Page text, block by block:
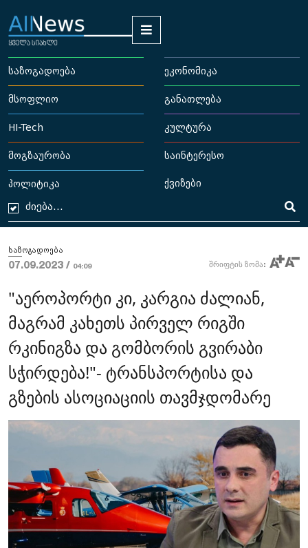
საზოგადოება ეკონომიკა
მსოფლიო განათლება
HI-Tech კულტურა
მოგზაურობა საინტერესო
პოლიტიკა ქვიზები
საზოგადოება
07.09.2023 / 04:09 შრიფტის ზომა:
"აეროპორტი კი, კარგია ძალიან,
მაგრამ კახეთს პირველ რიგში
რკინიგზა და გომბორის გვირაბი
სჭირდება!"- ტრანსპორტისა და
გზების ასოციაციის თავმჯდომარე